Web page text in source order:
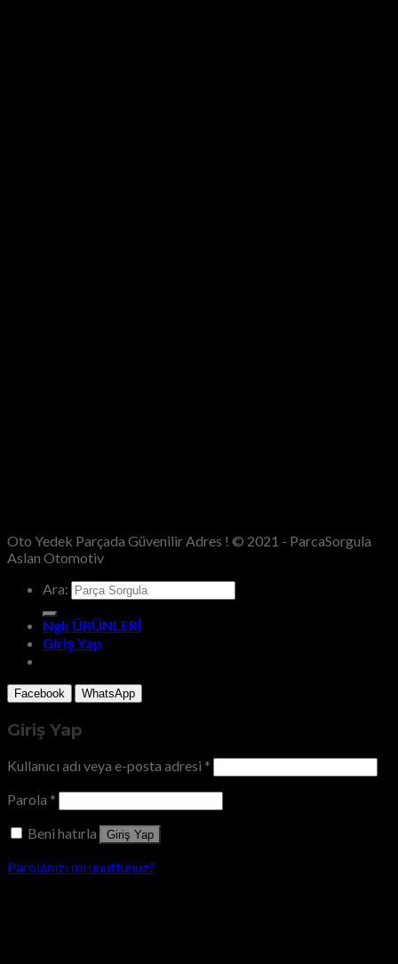
Oto Yedek Parçada Güvenilir Adres ! © 2021 - ParcaSorgula
Aslan Otomotiv
Ara:
Ngk ÜRÜNLERİ
Giriş Yap
Facebook WhatsApp
Giriş Yap
Kullanıcı adı veya e-posta adresi *
Parola *
Beni hatırla
Giriş Yap
Parolanızı mı unuttunuz?